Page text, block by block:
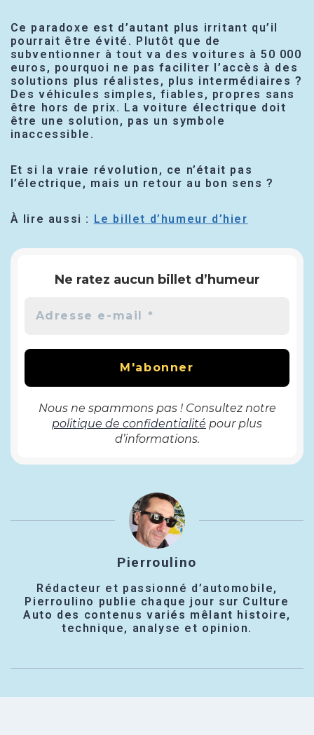
Ce paradoxe est d’autant plus irritant qu’il
pourrait être évité. Plutôt que de
subventionner à tout va des voitures à 50 000
euros, pourquoi ne pas faciliter l’accès à des
solutions plus réalistes, plus intermédiaires ?
Des véhicules simples, fiables, propres sans
être hors de prix. La voiture électrique doit
être une solution, pas un symbole
inaccessible.
Et si la vraie révolution, ce n’était pas
l’électrique, mais un retour au bon sens ?
À lire aussi : Le billet d’humeur d’hier
Ne ratez aucun billet d’humeur
Nous ne spammons pas ! Consultez notre
politique de confidentialité pour plus
d’informations.
Pierroulino
Rédacteur et passionné d’automobile,
Pierroulino publie chaque jour sur Culture
Auto des contenus variés mêlant histoire,
technique, analyse et opinion.